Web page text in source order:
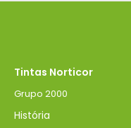
Tintas Norticor
Grupo 2000
História